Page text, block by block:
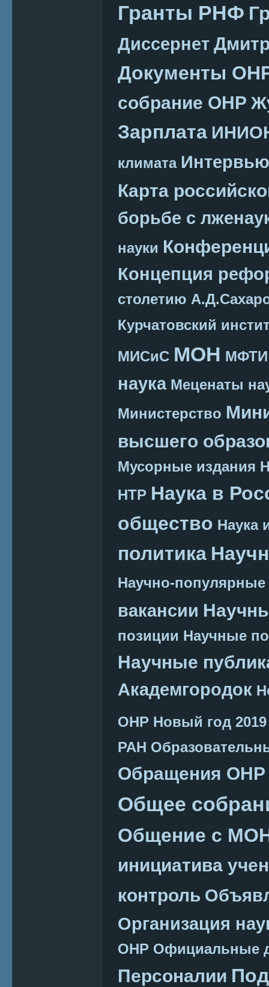
Гранты РНФ
Диссернет
Документы
собрание ОНР
Зарплата
климата Интервью
Карта
борьбе с
науки
Концепция
столетию
Курчатовский
МИСиС МОН МФТИ
наука Меценаты
Министерство
высшего
Мусорные издания
НТР Наука в
общество Наука
политика
Научно-
вакансии
позиции Научные
Научные
Академгородок
ОНР Новый год 2019
РАН
Обращения ОНР
Общее
Общение с
инициатива
контроль
Организация
ОНР Официальные
Персоналии